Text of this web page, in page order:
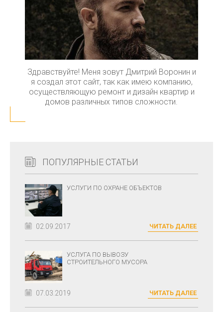
Здравствуйте! Меня зовут Дмитрий Воронин и
я создал этот сайт, так как имею компанию,
осуществляющую ремонт и дизайн квартир и
домов различных типов сложности.
ПОПУЛЯРНЫЕ СТАТЬИ
УСЛУГИ ПО ОХРАНЕ ОБЪЕКТОВ
02.09.2017 ЧИТАТЬ ДАЛЕЕ
УСЛУГА ПО ВЫВОЗУ
СТРОИТЕЛЬНОГО МУСОРА
07.03.2019 ЧИТАТЬ ДАЛЕЕ